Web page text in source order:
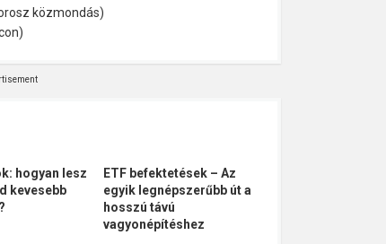
közmondás)
hogyan lesz
kevesebb
ETF befektetések – Az
egyik legnépszerűbb út a
hosszú távú
vagyonépítéshez